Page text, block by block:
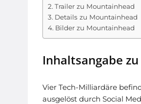
Trailer zu Mountainhead
Details zu Mountainhead
Bilder zu Mountainhead
Inhaltsangabe
Vier Tech-Milliardäre
ausgelöst durch Social